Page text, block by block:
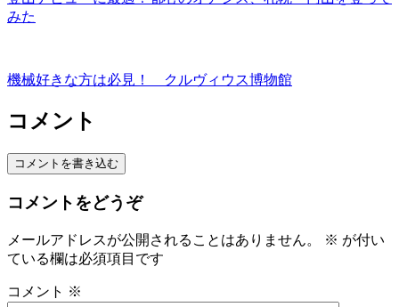
みた
機械好きな方は必見！ クルヴィウス博物館
コメント
コメントを書き込む
コメントをどうぞ
メールアドレスが公開されることはありません。 ※ が付い
ている欄は必須項目です
コメント ※